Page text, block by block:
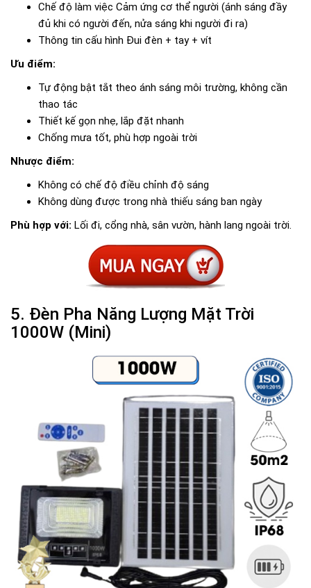
Chế độ làm việc Cảm ứng cơ thể người (ánh sáng đầy
đủ khi có người đến, nửa sáng khi người đi ra)
Thông tin cấu hình Đui đèn + tay + vít
Ưu điểm:
Tự động bật tắt theo ánh sáng môi trường, không cần
thao tác
Thiết kế gọn nhẹ, lắp đặt nhanh
Chống mưa tốt, phù hợp ngoài trời
Nhược điểm:
Không có chế độ điều chỉnh độ sáng
Không dùng được trong nhà thiếu sáng ban ngày
Phù hợp với: Lối đi, cổng nhà, sân vườn, hành lang ngoài trời.
5. Đèn Pha Năng Lượng Mặt Trời
1000W (Mini)